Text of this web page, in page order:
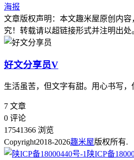
海报
文章版权声明：本文趣米屋原创内容
究！转载请以超链接形式并注明出处
好文分享员V
生活虽苦，但文字有甜。用心书写，
7 文章
0 评论
17541366 浏览
Copyright2018-2026趣米屋版权所有.
陕ICP备